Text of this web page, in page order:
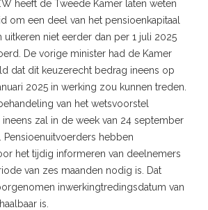
heeft de Tweede Kamer laten weten
om een deel van het pensioenkapitaal
uitkeren niet eerder dan per 1 juli 2025
De vorige minister had de Kamer
dat dit keuzerecht bedrag ineens op
2025 in werking zou kunnen treden.
van het wetsvoorstel
zal in de week van 24 september
Pensioenuitvoerders hebben
het tijdig informeren van deelnemers
van zes maanden nodig is. Dat
inwerkingtredingsdatum van
is.